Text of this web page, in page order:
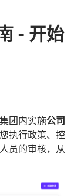
- 开始
团内实施公司
执行政策、控
员的审核，从